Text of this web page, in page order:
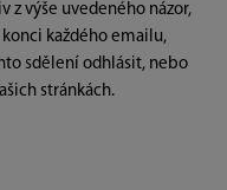
z výše uvedeného názor,
každého emailu,
sdělení odhlásit, nebo
stránkách.